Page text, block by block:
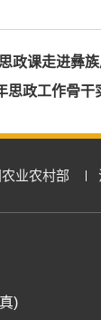
政课走进彝族
政工作骨干
业农村部
)